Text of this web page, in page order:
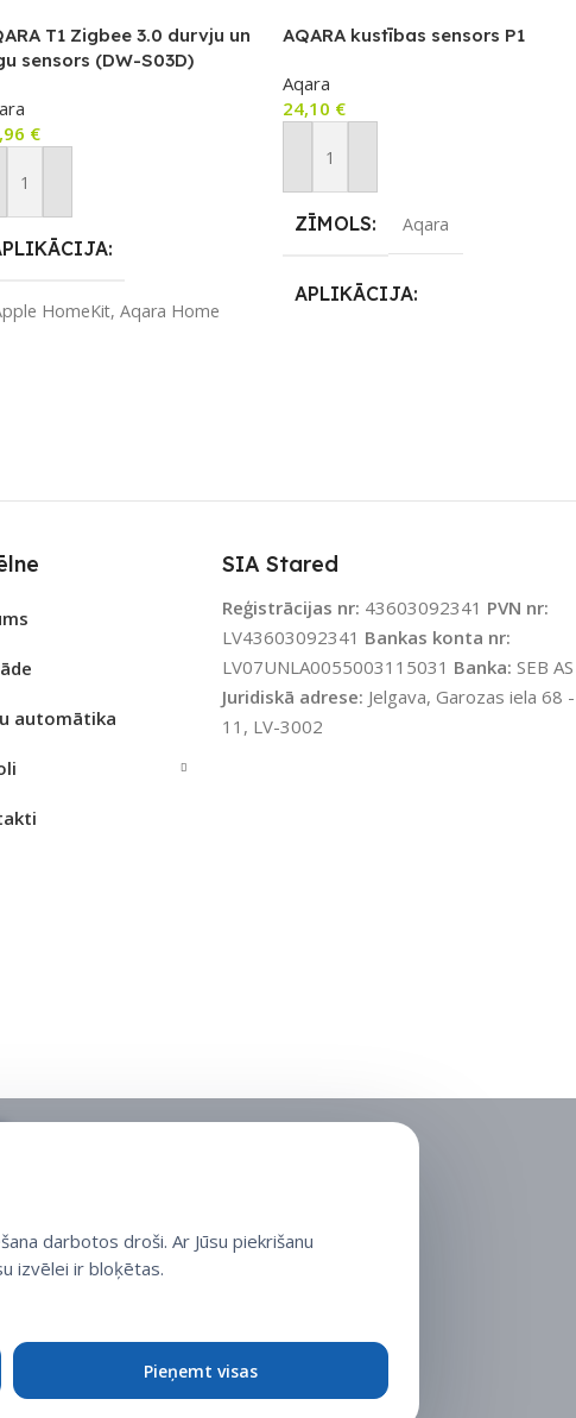
T1 Zigbee 3.0 durvju un
sensors (DW-S03D)
€
Pievienot Grozam
HomeKit,Aqara Home
AQARA kustības sensors P1
Aqara
24,10 €
Pievienot Grozam
ZĪMOLS Aqara
APLIKĀCIJA
UZREIZ PIEEJAMAIS
automātika
SIA Stared
Reģistrācijas nr: 43603092341 PVN nr:
LV43603092341 Bankas konta nr:
LV07UNLA0055003115031 Banka: SEB AS
Juridiskā adrese: Jelgava, Garozas iela 68 -
11, LV-3002
darbotos droši. Ar Jūsu piekrišanu
izvēlei ir bloķētas.
Pieņemt visas